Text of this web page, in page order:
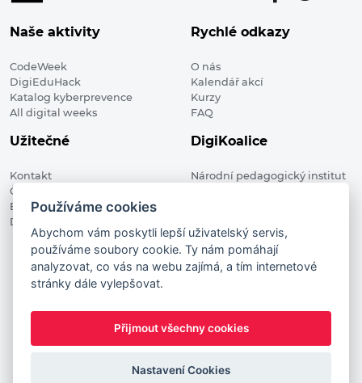
Naše aktivity
CodeWeek
DigiEduHack
Katalog kyberprevence
All digital weeks
Rychlé odkazy
O nás
Kalendář akcí
Kurzy
FAQ
Užitečné
Kontakt
Členské organizace
Blog
Digitalizace ve vzdělávání
DigiKoalice
Národní pedagogický institut
DigiKoalice 2021. All rights reserved
Vstup do administrace
This project has received funding from the European
Commission Innovation and Networks Executive Agency (now
Commission and the European Commission is not responsible
Používáme cookies
Abychom vám poskytli lepší uživatelský servis,
používáme soubory cookie. Ty nám pomáhají
analyzovat, co vás na webu zajímá, a tím internetové
stránky dále vylepšovat.
Přijmout všechny cookies
Nastavení Cookies